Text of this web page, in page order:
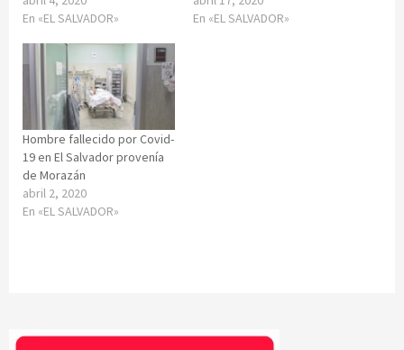
En «EL SALVADOR»
En «EL SALVADOR»
Hombre fallecido por Covid-
19 en El Salvador provenía
de Morazán
abril 2, 2020
En «EL SALVADOR»